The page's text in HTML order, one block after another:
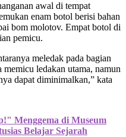
awal di tempat
enam botol berisi bahan
bom molotov. Empat botol di
pemicu.
meledak pada bagian
ledakan utama, namun
dapat diminimalkan,” kata
Menggema di Museum
Belajar Sejarah